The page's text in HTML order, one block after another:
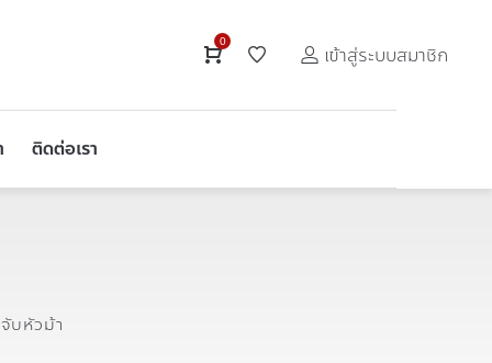
0
เข้าสู่ระบบสมาชิก
ติดต่อเรา
บหัวม้า